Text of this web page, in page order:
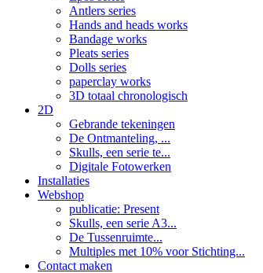
Antlers series
Hands and heads works
Bandage works
Pleats series
Dolls series
paperclay works
3D totaal chronologisch
2D
Gebrande tekeningen
De Ontmanteling, ...
Skulls, een serie te...
Digitale Fotowerken
Installaties
Webshop
publicatie: Present
Skulls, een serie A3...
De Tussenruimte...
Multiples met 10% voor Stichting...
Contact maken